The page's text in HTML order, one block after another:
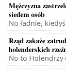
Mężczyzna
siedem osób
No ładnie,
Rząd zakaże
holenderskich
No to Holendrzy